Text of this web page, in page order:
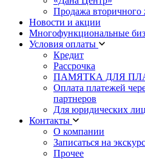
Продажа вторичного
Новости и акции
Многофункциональные
Условия оплаты
Кредит
Рассрочка
ПАМЯТКА ДЛЯ
Оплата платежей
партнеров
Для юридических лиц
Контакты
О компании
Записаться на
Прочее